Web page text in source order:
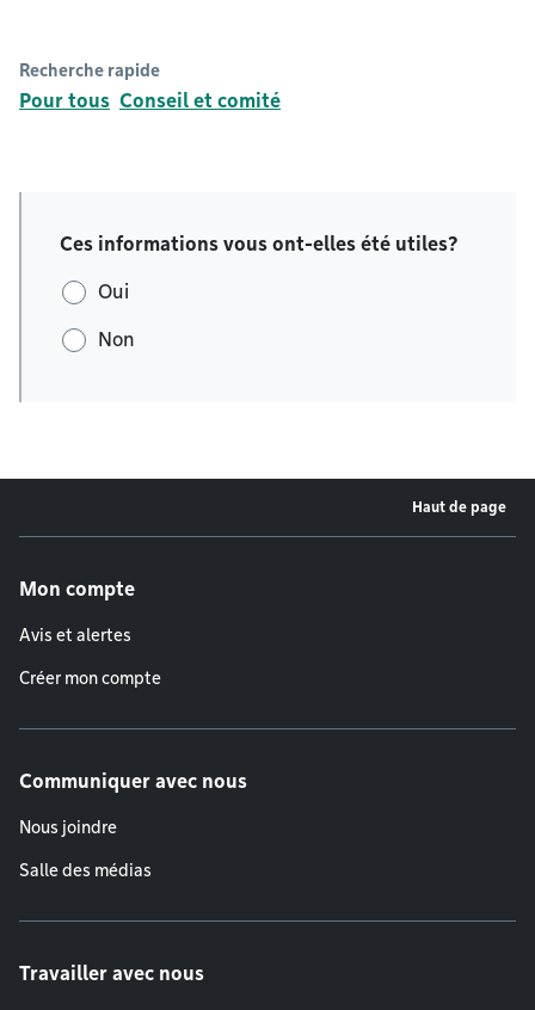
Recherche rapide
Pour tous Conseil et comité
Ces informations vous ont-elles été utiles?
Oui
Non
Haut de page
Mon compte
Avis et alertes
Créer mon compte
Communiquer avec nous
Nous joindre
Salle des médias
Travailler avec nous